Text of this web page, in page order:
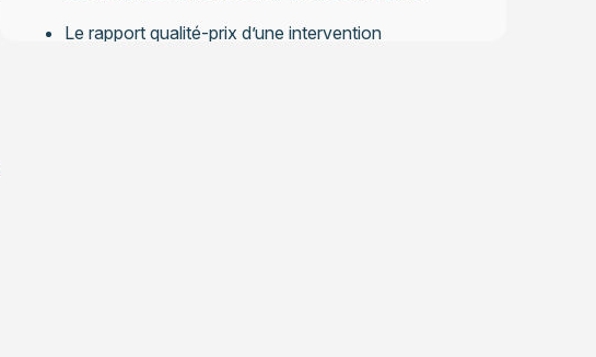
Le rapport qualité-prix d’une intervention